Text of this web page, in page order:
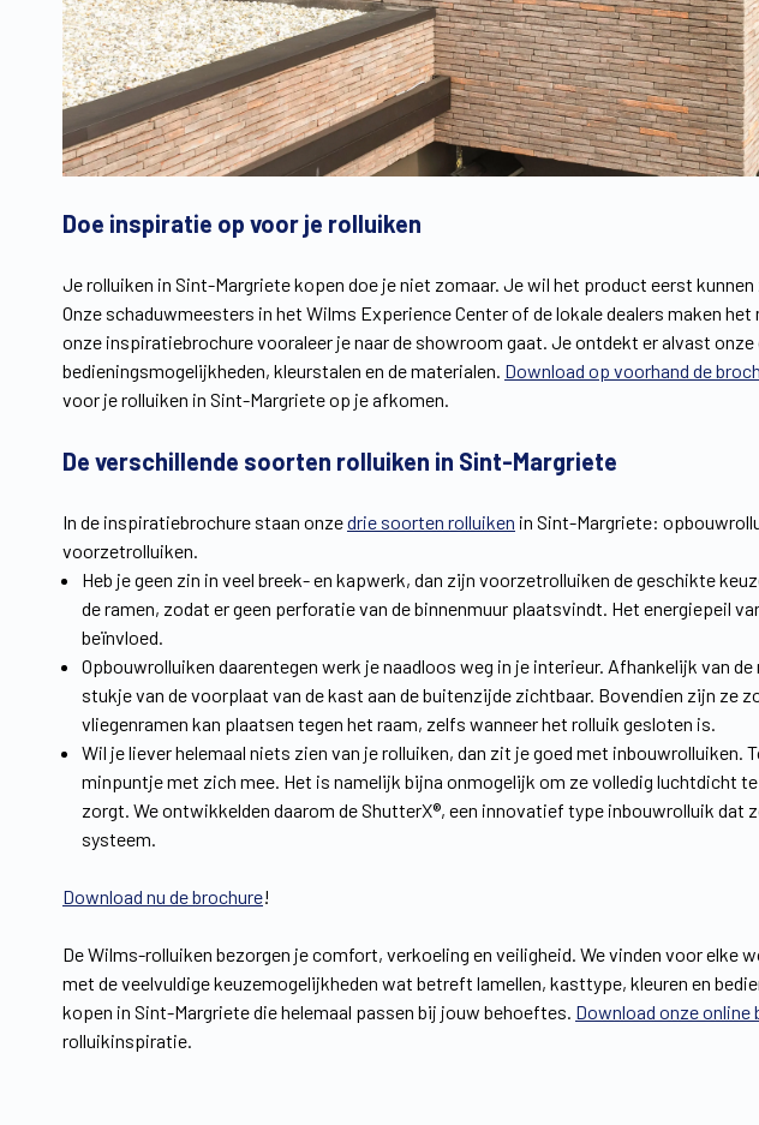
Doe inspiratie op voor je rolluiken
Je rolluiken in Sint-Margriete kopen doe je niet zomaar. Je wil het product eerst kunnen
Onze schaduwmeesters in het Wilms Experience Center of de lokale dealers maken
onze inspiratiebrochure vooraleer je naar de showroom gaat. Je ontdekt er alvast
bedieningsmogelijkheden, kleurstalen en de materialen. Download op voorhand de
voor je rolluiken in Sint-Margriete op je afkomen.
De verschillende soorten rolluiken in Sint-Margriete
In de inspiratiebrochure staan onzedrie soorten rolluiken in Sint-Margriete:
voorzetrolluiken.
Heb je geen zin in veel breek- en kapwerk, dan zijn voorzetrolluiken de geschikte
de ramen, zodat er geen perforatie van de binnenmuur plaatsvindt. Het energiepeil
beïnvloed.
Opbouwrolluiken daarentegen werk je naadloos weg in je interieur. Afhankelijk van
stukje van de voorplaat van de kast aan de buitenzijde zichtbaar. Bovendien zijn ze
vliegenramen kan plaatsen tegen het raam, zelfs wanneer het rolluik gesloten is.
Wil je liever helemaal niets zien van je rolluiken, dan zit je goed met inbouwrolluiken.
minpuntje met zich mee. Het is namelijk bijna onmogelijk om ze volledig luchtdicht
zorgt. We ontwikkelden daarom de ShutterX®, een innovatief type inbouwrolluik dat
systeem.
Download nu de brochure!
De Wilms-rolluiken bezorgen je comfort, verkoeling en veiligheid. We vinden voor elke
met de veelvuldige keuzemogelijkheden wat betreft lamellen, kasttype, kleuren en
kopen in Sint-Margriete die helemaal passen bij jouw behoeftes. Download onze online
rolluikinspiratie.